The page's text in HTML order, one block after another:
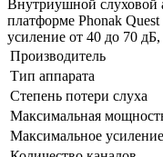
Внутриушной слуховой
платформе Phonak
усиление от 40 до 70
Производитель
Тип аппарата
Степень потери слуха
Максимальная
Максимальное усиление